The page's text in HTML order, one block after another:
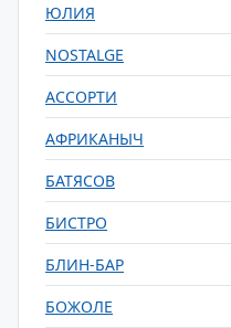
ЮЛИЯ
NOSTALGE
АССОРТИ
АФРИКАНЫЧ
БАТЯСОВ
БИСТРО
БЛИН-БАР
БОЖОЛЕ